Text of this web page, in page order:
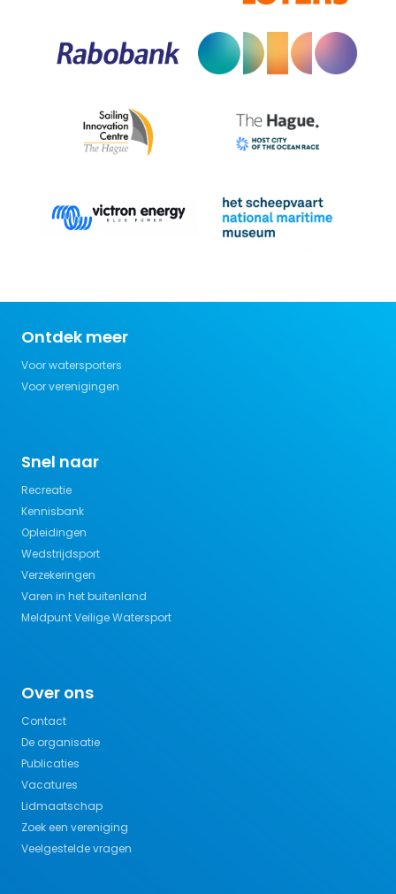
Ontdek meer
Voor watersporters
Voor verenigingen
Snel naar
Recreatie
Kennisbank
Opleidingen
Wedstrijdsport
Verzekeringen
Varen in het buitenland
Meldpunt Veilige Watersport
Over ons
Contact
De organisatie
Publicaties
Vacatures
Lidmaatschap
Zoek een vereniging
Veelgestelde vragen